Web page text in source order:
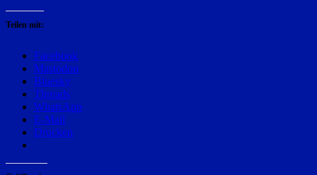
Teilen mit:
Facebook
Mastodon
Bluesky
Threads
WhatsApp
E-Mail
Drucken